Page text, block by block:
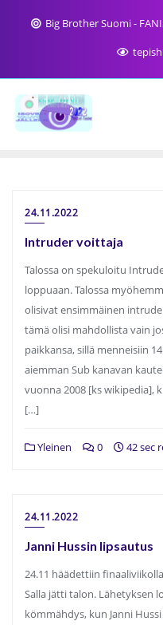
Big Brother Suomi -
24.11.2022
Intruder voittaja
Talossa on spekuloitu
loppuaan. Talossa
olisivat ensimmäinen
tämä olisi mahdollista vain
paikkansa, sillä menneisiin
aiemman Sub kanavan
vuonna 2008 [ks wikipedia],
[…]
Yleinen 0 42 sec
24.11.2022
Janni Hussin lipsautus
24.11 häädettiin
Salla jätti talon. Lähetyksen
kömmähdys, kun Janni